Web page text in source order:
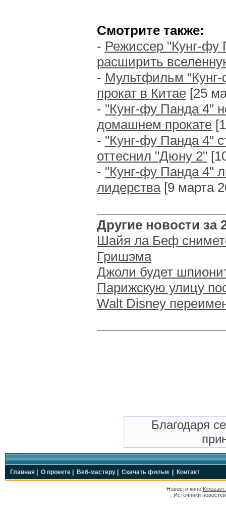
Смотрите также:
- Режиссер "Кунг-
расширить
- Мультфильм
прокат в Китае [25
- "Кунг-фу Панда 4"
домашнем прокате
- "Кунг-фу Панда 4"
оттеснил "Дюну 2"
- "Кунг-фу Панда 4"
лидерства[9 марта
Другие новости за
Шайя ла Беф
Гришэма
Джоли будет
Парижскую улицу
Walt Disney
Благодаря
Главная О проекте Веб-мастеру Скачать фильм Контакт
Новости кино
Источники